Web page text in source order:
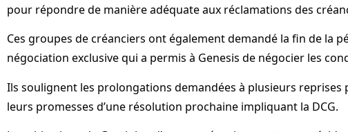
pour répondre de manière adéquate aux réclamations des
Ces groupes de créanciers ont également demandé la fin de la
négociation exclusive qui a permis à Genesis de négocier les
Ils soulignent les prolongations demandées à plusieurs reprises
leurs promesses d’une résolution prochaine impliquant la DCG.